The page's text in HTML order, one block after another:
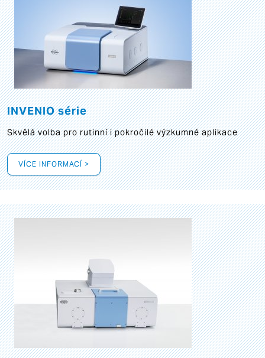
INVENIO série
Skvělá volba pro rutinní i pokročilé výzkumné aplikace
VÍCE INFORMACÍ >